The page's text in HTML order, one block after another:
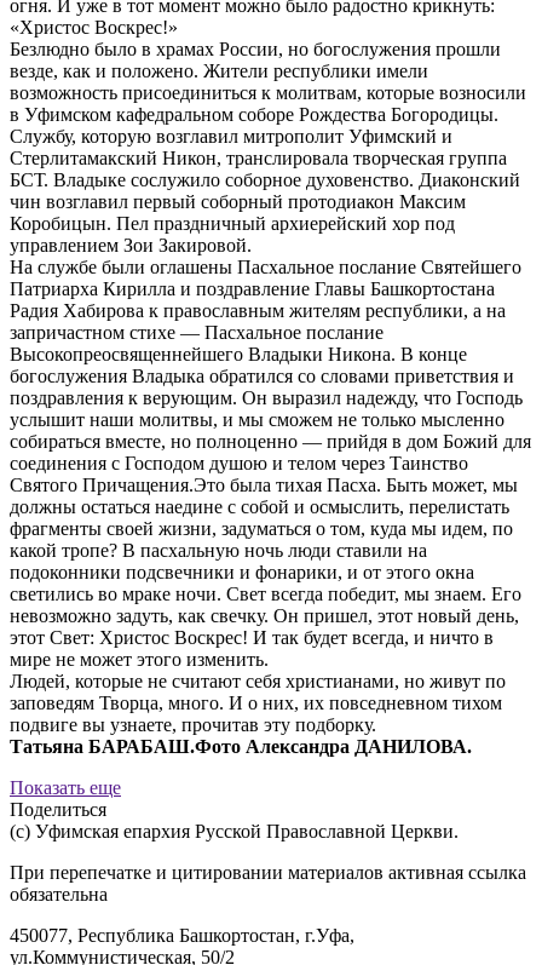
огня. И уже в тот момент можно было радостно крикнуть:
«Христос Воскрес!»
Безлюдно было в храмах России, но богослужения прошли
везде, как и положено. Жители республики имели
возможность присоединиться к молитвам, которые возносили
в Уфимском кафедральном соборе Рождества Богородицы.
Службу, которую возглавил митрополит Уфимский и
Стерлитамакский Никон, транслировала творческая группа
БСТ. Владыке сослужило соборное духовенство. Диаконский
чин возглавил первый соборный протодиакон Максим
Коробицын. Пел праздничный архиерейский хор под
управлением Зои Закировой.
На службе были оглашены Пасхальное послание Святейшего
Патриарха Кирилла и поздравление Главы Башкортостана
Радия Хабирова к православным жителям республики, а на
запричастном стихе — Пасхальное послание
Высокопреосвященнейшего Владыки Никона. В конце
богослужения Владыка обратился со словами приветствия и
поздравления к верующим. Он выразил надежду, что Господь
услышит наши молитвы, и мы сможем не только мысленно
собираться вместе, но полноценно — прийдя в дом Божий для
соединения с Господом душою и телом через Таинство
Святого Причащения.Это была тихая Пасха. Быть может, мы
должны остаться наедине с собой и осмыслить, перелистать
фрагменты своей жизни, задуматься о том, куда мы идем, по
какой тропе? В пасхальную ночь люди ставили на
подоконники подсвечники и фонарики, и от этого окна
светились во мраке ночи. Свет всегда победит, мы знаем. Его
невозможно задуть, как свечку. Он пришел, этот новый день,
этот Свет: Христос Воскрес! И так будет всегда, и ничто в
мире не может этого изменить.
Людей, которые не считают себя христианами, но живут по
заповедям Творца, много. И о них, их повседневном тихом
подвиге вы узнаете, прочитав эту подборку.
Татьяна БАРАБАШ.Фото Александра ДАНИЛОВА.
Показать еще
Поделиться
(с) Уфимская епархия Русской Православной Церкви.
При перепечатке и цитировании материалов активная ссылка
обязательна
450077, Республика Башкортостан, г.Уфа,
ул.Коммунистическая, 50/2